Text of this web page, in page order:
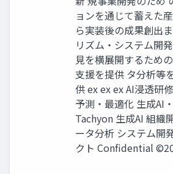
ョンを通じて蓄えた
ら実装後の成果創出
リズム・システム開
見を横展開するため
支援を提供 タ分析等
供 ex ex ex AI浸透研
予測・最適化 生成AI
Tachyon 生成AI 組織
ータ分析 システム開
クト Confidential